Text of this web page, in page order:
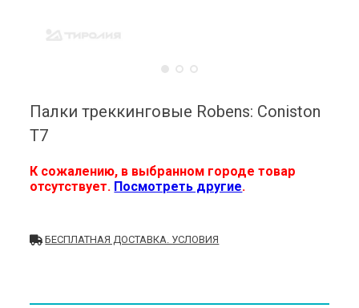
Палки треккинговые Robens: Coniston
T7
К сожалению, в выбранном городе товар
отсутствует. Посмотреть другие.
БЕСПЛАТНАЯ ДОСТАВКА. УСЛОВИЯ